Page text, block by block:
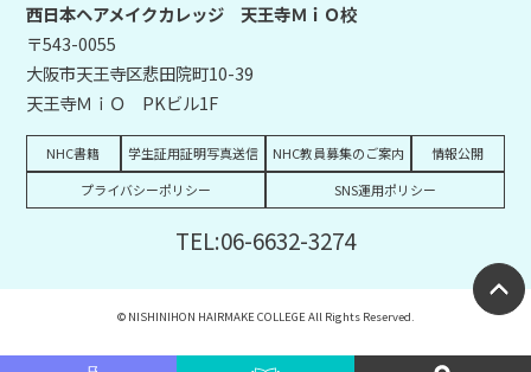
西日本ヘアメイクカレッジ 天王寺ＭｉＯ校
〒543-0055
大阪市天王寺区悲田院町10-39
天王寺ＭｉＯ PKビル1F
NHC書籍 学生証用証明写真送信 NHC教員募集のご案内
情報公開
プライバシーポリシー
SNS運用ポリシー
TEL:06-6632-3274
© NISHINIHON HAIRMAKE COLLEGE All Rights Reserved.